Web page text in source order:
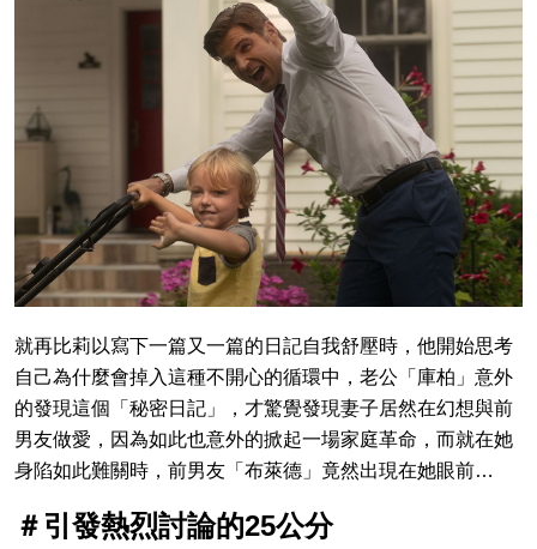
就再比莉以寫下一篇又一篇的日記自我舒壓時，他開始思考
自己為什麼會掉入這種不開心的循環中，老公「庫柏」意外
的發現這個「秘密日記」，才驚覺發現妻子居然在幻想與前
男友做愛，因為如此也意外的掀起一場家庭革命，而就在她
身陷如此難關時，前男友「布萊德」竟然出現在她眼前…
＃引發熱烈討論的25公分